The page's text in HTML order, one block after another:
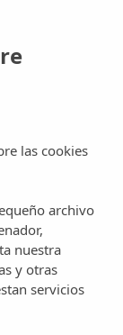
La
Sal de
las cookies
archivo
nuestra
y otras
servicios